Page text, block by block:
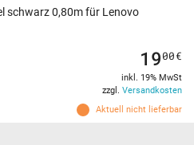
schwarz 0,80m für Lenovo
Aktuell nicht lieferbar
1900€
inkl. 19% MwSt
zzgl. Versandkosten